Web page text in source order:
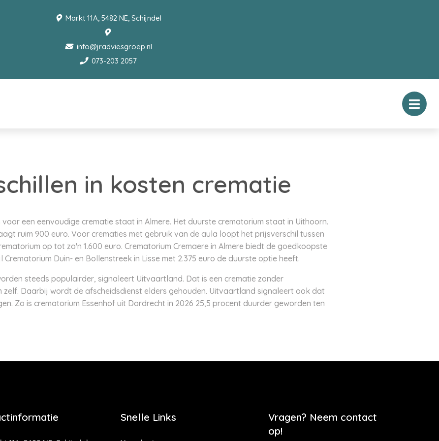
Markt 11A, 5482 NE, Schijndel
info@jradviesgroep.nl
073-203 2057
in kosten crematie
een eenvoudige crematie staat in Almere. Het duurste crematorium staat in Uithoorn.
ruim 900 euro. Voor crematies met gebruik van de aula loopt het prijsverschil tussen
op tot zo'n 1.600 euro. Crematorium Cremaere in Almere biedt de goedkoopste
Duin- en Bollenstreek in Lisse met 2.375 euro de duurste optie heeft.
steeds populairder, signaleert Uitvaartland. Dat is een crematie zonder
zelf. Daarbij wordt de afscheidsdienst elders gehouden. Uitvaartland signaleert ook dat
Zo is crematorium Essenhof uit Dordrecht in 2026 25,5 procent duurder geworden ten
Snelle Links
Vragen? Neem contact
op!